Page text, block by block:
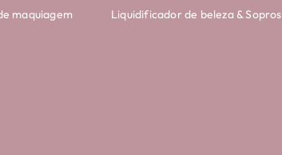
maquiagem Liquidificador de beleza & Sopros